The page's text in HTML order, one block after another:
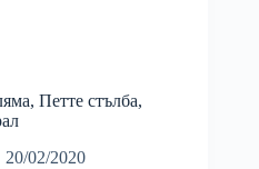
Петте стълба,
20/02/2020